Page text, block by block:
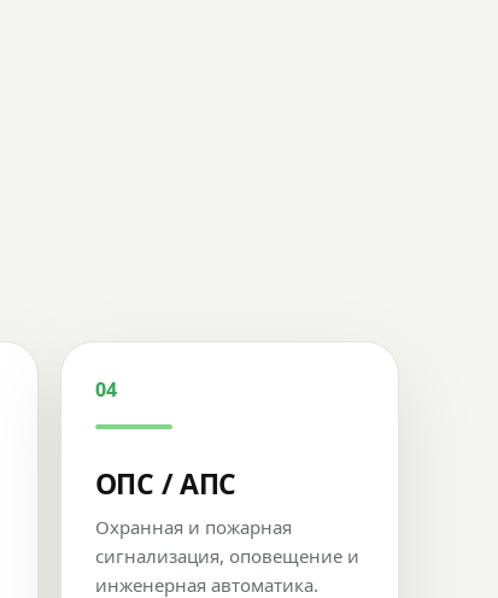
04
ОПС / АПС
Охранная и пожарная
сигнализация, оповещение и
инженерная автоматика.